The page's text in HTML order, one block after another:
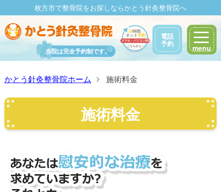
枚方市で整骨院をお探しならかとう針灸整骨院へ
当院は完全予約制です。
電話
予約 menu
かとう針灸整骨院ホーム 施術料金
施術料金